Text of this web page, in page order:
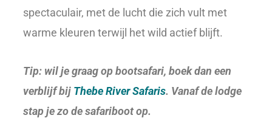
spectaculair, met de lucht die zich vult met
warme kleuren terwijl het wild actief blijft.
Tip: wil je graag op bootsafari, boek dan een
verblijf bij Thebe River Safaris. Vanaf de lodge
stap je zo de safariboot op.